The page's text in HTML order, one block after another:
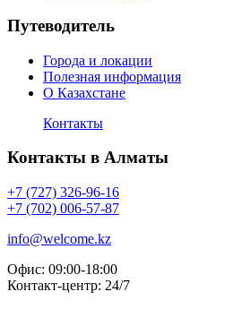
Путеводитель
Города и локации
Полезная информация
О Казахстане
Контакты
Контакты в Алматы
+7 (727) 326-96-16
+7 (702) 006-57-87
info@welcome.kz
Офис: 09:00-18:00
Контакт-центр: 24/7